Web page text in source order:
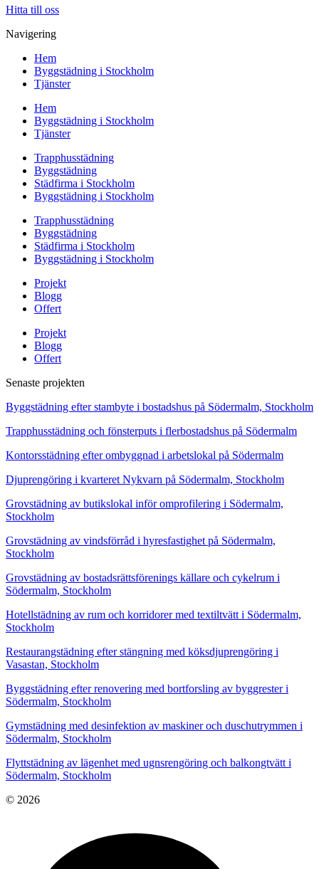
Hitta till oss
Navigering
Hem
Byggstädning i Stockholm
Tjänster
Hem
Byggstädning i Stockholm
Tjänster
Trapphusstädning
Byggstädning
Städfirma i Stockholm
Byggstädning i Stockholm
Trapphusstädning
Byggstädning
Städfirma i Stockholm
Byggstädning i Stockholm
Projekt
Blogg
Offert
Projekt
Blogg
Offert
Senaste projekten
Byggstädning efter stambyte i bostadshus på Södermalm, Stockholm
Trapphusstädning och fönsterputs i flerbostadshus på Södermalm
Kontorsstädning efter ombyggnad i arbetslokal på Södermalm
Djuprengöring i kvarteret Nykvarn på Södermalm, Stockholm
Grovstädning av butikslokal inför omprofilering i Södermalm,
Stockholm
Grovstädning av vindsförråd i hyresfastighet på Södermalm,
Stockholm
Grovstädning av bostadsrättsförenings källare och cykelrum i
Södermalm, Stockholm
Hotellstädning av rum och korridorer med textiltvätt i Södermalm,
Stockholm
Restaurangstädning efter stängning med köksdjuprengöring i
Vasastan, Stockholm
Byggstädning efter renovering med bortforsling av byggrester i
Södermalm, Stockholm
Gymstädning med desinfektion av maskiner och duschutrymmen i
Södermalm, Stockholm
Flyttstädning av lägenhet med ugnsrengöring och balkongtvätt i
Södermalm, Stockholm
© 2026